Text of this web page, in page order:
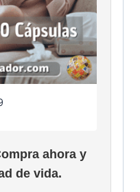
ahora y
de vida.